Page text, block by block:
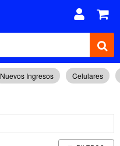
Nuevos Ingresos Celulares